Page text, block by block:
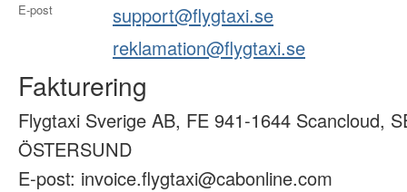
E-post
support@flygtaxi.se
reklamation@flygtaxi.se
Fakturering
Flygtaxi Sverige AB, FE 941-1644 Scancloud,
ÖSTERSUND
E-post: invoice.flygtaxi@cabonline.com